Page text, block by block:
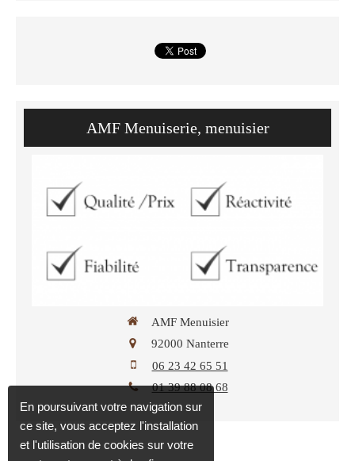
AMF Menuiserie, menuisier
AMF Menuisier
92000 Nanterre
06 23 42 65 51
01 39 88 08 68
En poursuivant votre navigation sur
ce site, vous acceptez l'installation
et l'utilisation de cookies sur votre